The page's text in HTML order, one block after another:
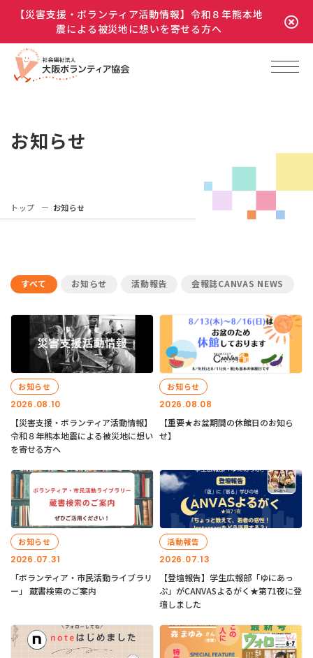
【災害支援・ボランティア活動情報】令和８年熊本地
震による被災地に想いを寄せる方へ
お知らせ
トップ お知らせ
すべて お知らせ 活動報告 会報誌CANVAS NEWS
2026.08.10
お知らせ
【災害支援・ボランティア活動情報】
令和８年熊本地震による被災地に想い
を寄せる方へ
2026.08.08
お知らせ
【重要★お盆期間の休館日のお知ら
せ】
2026.07.31
お知らせ
「ボランティア・市民活動ライブラリ
ー」 蔵書検索のご案内
2026.07.13
活動報告
【登壇報告】学生広報部「ゆにあっ
ぷ」がCANVASよるがく★第71夜に登
壇しました